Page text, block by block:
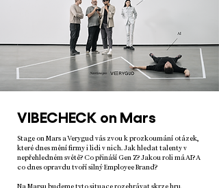
VIBECHECK on Mars
Stage on Mars a Verygud vás zvou k prozkoumání otázek,
které dnes mění firmy i lidi v nich. Jak hledat talenty v
nepřehledném světě? Co přináší Gen Z? Jakou roli má AI? A
co dnes opravdu tvoří silný Employee Brand?